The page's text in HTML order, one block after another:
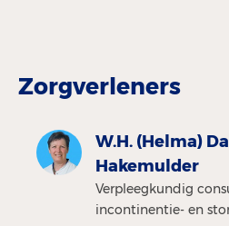
Zorgverleners
W.H. (Helma)
Hakemulder
Verpleegkundig
incontinentie- en